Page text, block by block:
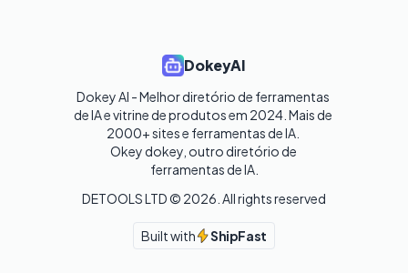
DokeyAI
Dokey AI - Melhor diretório de ferramentas
de IA e vitrine de produtos em 2024. Mais de
2000+ sites e ferramentas de IA.
Okey dokey, outro diretório de
ferramentas de IA.
DETOOLS LTD © 2026 . All rights reserved
Built with ShipFast